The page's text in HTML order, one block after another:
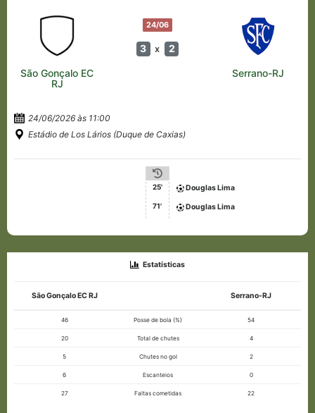
24/06
3 x 2
São Gonçalo EC
RJ
Serrano-RJ
24/06/2026 às 11:00
Estádio de Los Lários (Duque de Caxias)
25' Douglas Lima
71' Douglas Lima
Estatísticas
São Gonçalo EC RJ Serrano-RJ
46 Posse de bola (%) 54
20 Total de chutes 4
5 Chutes no gol 2
6 Escanteios 0
27 Faltas cometidas 22